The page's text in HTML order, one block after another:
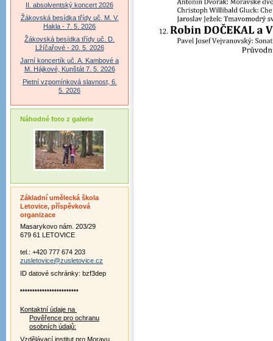
II. absolventský koncert 2026
Žákovská besídka třídy uč. M. V.
Hakla - 7. 5. 2026
Žákovská besídka třídy uč. D.
Lžíčařové - 20. 5. 2026
Jarní koncertík uč. A. Kambové a
M. Hájkové, Kunštát 7. 5. 2026
Pietní vzpomínková slavnost, 6.
5. 2026
Náhodné foto z galerie
Základní umělecká škola
Letovice, příspěvková
organizace
Masarykovo nám. 203/29
679 61 LETOVICE
tel.: +420 777 674 203
zusletovice@zusletovice.cz
ID datové schránky: bzf3dep
************************
Kontaktní údaje na
Pověřence pro ochranu
osobních údajů:
Vzdělávací institut pro Moravu,